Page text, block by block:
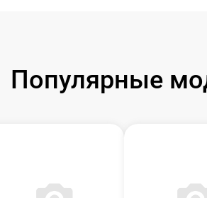
Популярные